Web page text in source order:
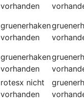
vorhanden
gruenerhaken
vorhanden
gruenerhaken
vorhanden
rotesx nicht
vorhanden